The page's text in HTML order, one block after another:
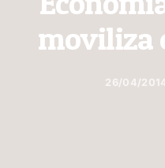
moviliza
26/04/